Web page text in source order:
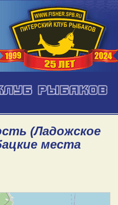
(Ладожское
места